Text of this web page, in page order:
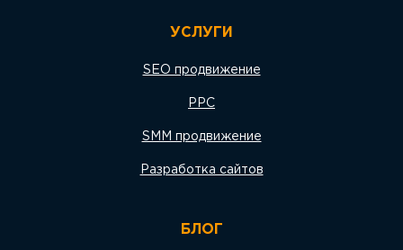
УСЛУГИ
SEO продвижение
PPC
SMM продвижение
Разработка сайтов
БЛОГ